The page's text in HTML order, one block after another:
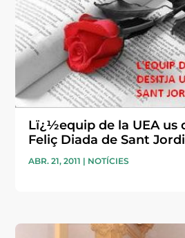
Lï¿½equip de la UEA us
Feliç Diada de Sant
ABR. 21, 2011 | NOTÍCIES